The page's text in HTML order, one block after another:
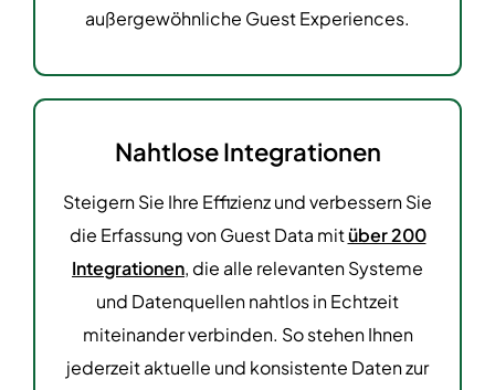
außergewöhnliche Guest Experiences.
Nahtlose Integrationen
Steigern Sie Ihre Effizienz und verbessern Sie
die Erfassung von Guest Data mitüber 200
Integrationen, die alle relevanten Systeme
und Datenquellen nahtlos in Echtzeit
miteinander verbinden. So stehen Ihnen
jederzeit aktuelle und konsistente Daten zur